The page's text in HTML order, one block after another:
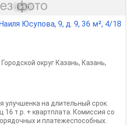
1 из 1
Юсупова, 9, д. 9, 36 м², 4/18
Городской округ Казань, Казань,
улучшенка на длительный срок.
16 т.р. + квартплата. Комиссия со
и платежеспособных.